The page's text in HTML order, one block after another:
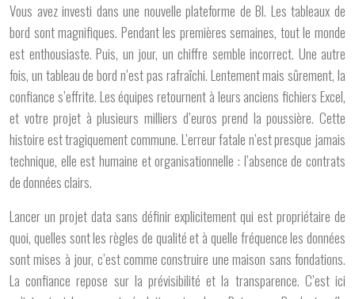
Vous avez investi dans une nouvelle plateforme de BI. Les tableaux de
bord sont magnifiques. Pendant les premières semaines, tout le monde
est enthousiaste. Puis, un jour, un chiffre semble incorrect. Une autre
fois, un tableau de bord n’est pas rafraîchi. Lentement mais sûrement, la
confiance s’effrite. Les équipes retournent à leurs anciens fichiers Excel,
et votre projet à plusieurs milliers d’euros prend la poussière. Cette
histoire est tragiquement commune. L’erreur fatale n’est presque jamais
technique, elle est humaine et organisationnelle : l’absence de contrats
de données clairs.
Lancer un projet data sans définir explicitement qui est propriétaire de
quoi, quelles sont les règles de qualité et à quelle fréquence les données
sont mises à jour, c’est comme construire une maison sans fondations.
La confiance repose sur la prévisibilité et la transparence. C’est ici